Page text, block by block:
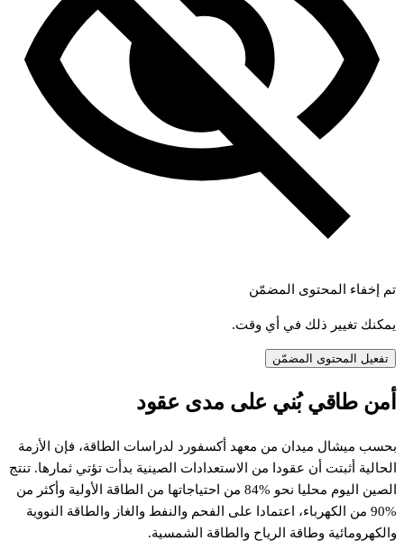
تم إخفاء المحتوى المضمّن
يمكنك تغيير ذلك في أي وقت.
تفعيل المحتوى المضمّن
أمن طاقي بُني على مدى عقود
بحسب ميشال ميدان من معهد أكسفورد لدراسات الطاقة، فإن الأزمة
الحالية أثبتت أن عقودا من الاستعدادات الصينية بدأت تؤتي ثمارها. تنتج
الصين اليوم محليا نحو 84% من احتياجاتها من الطاقة الأولية وأكثر من
90% من الكهرباء، اعتمادا على الفحم والنفط والغاز والطاقة النووية
والكهرومائية وطاقة الرياح والطاقة الشمسية.